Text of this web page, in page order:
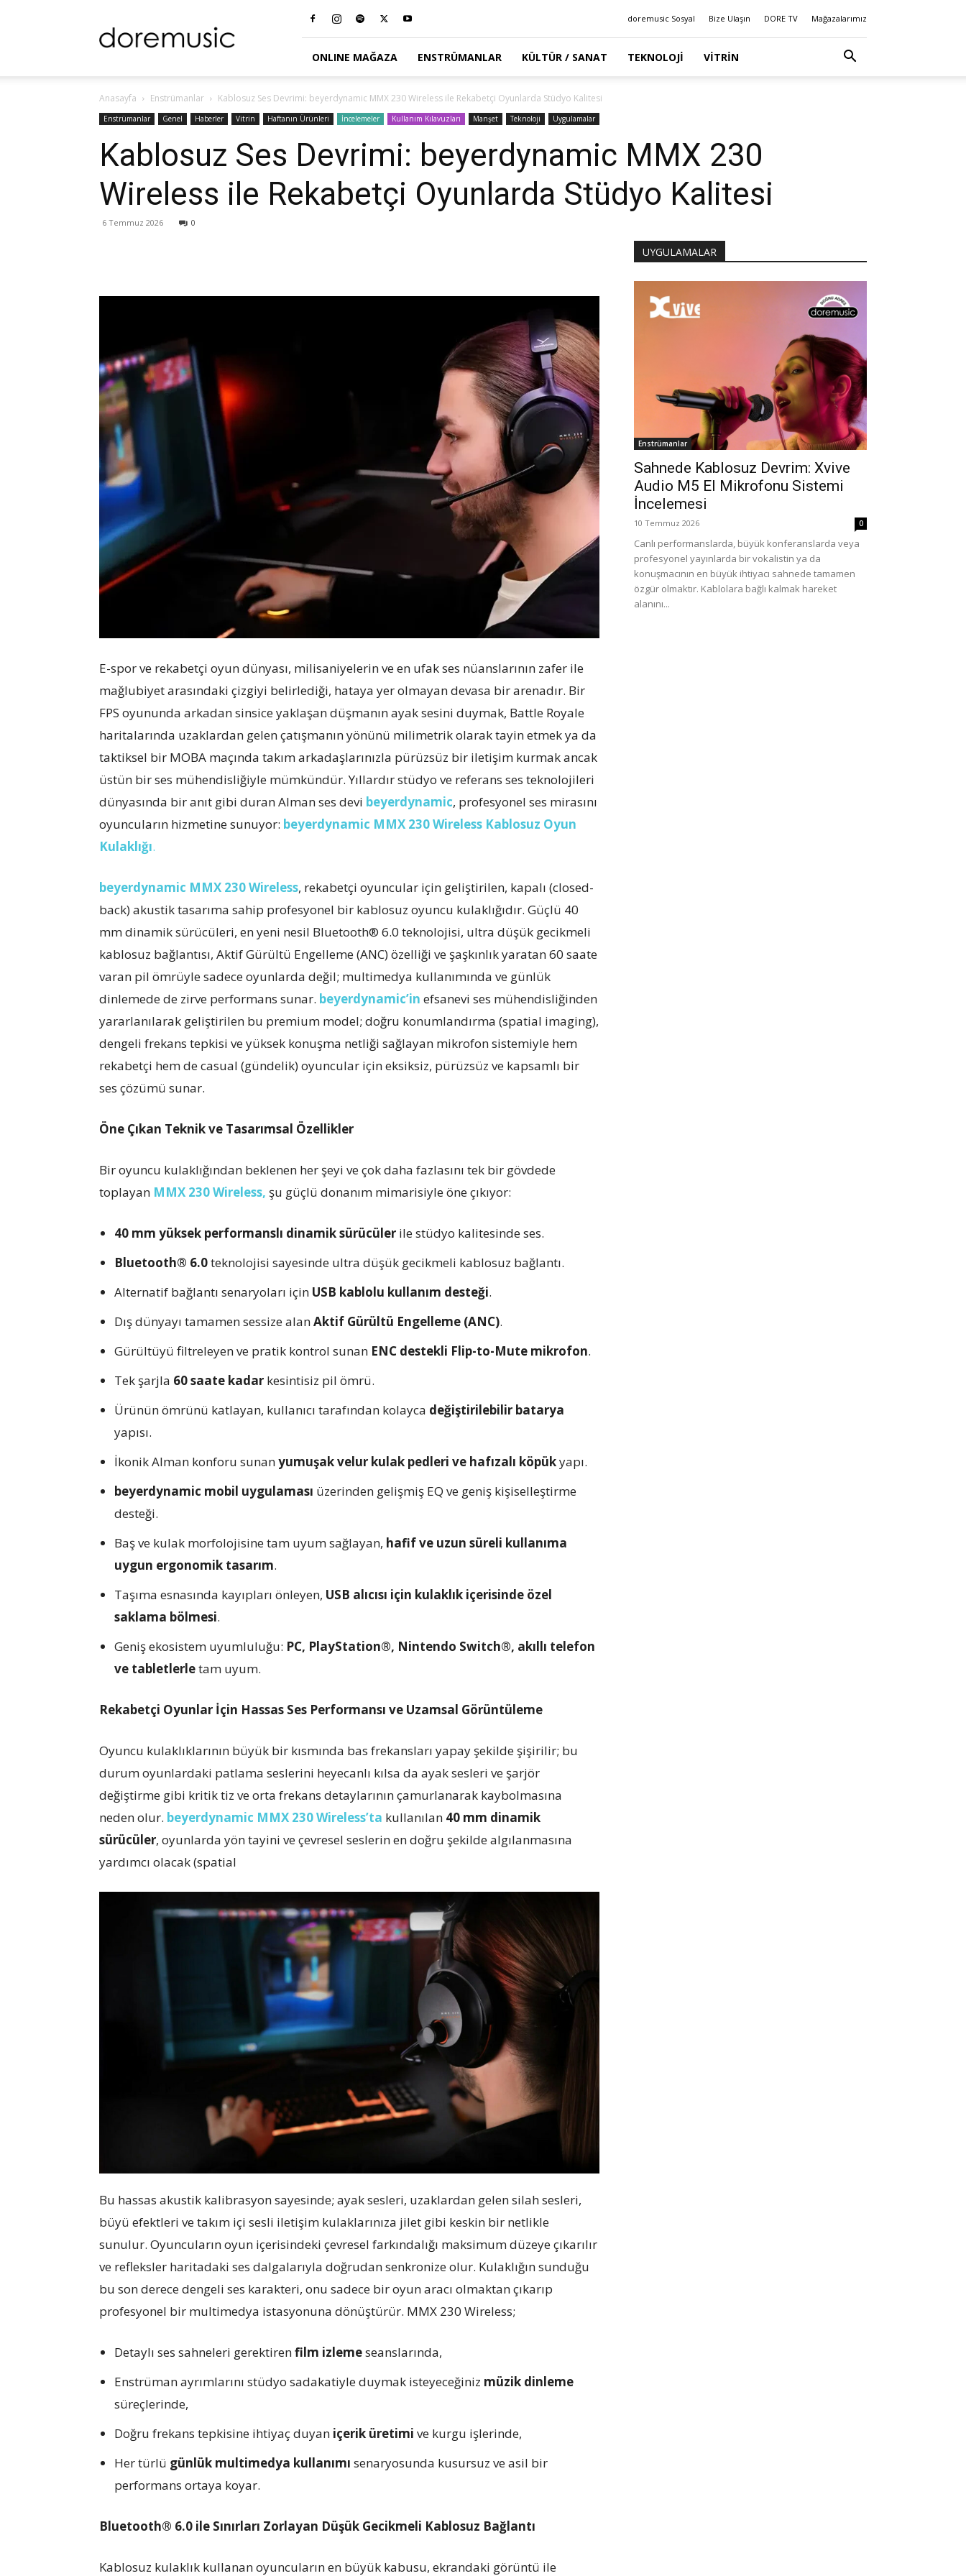
Blog
doremusic Sosyal Bize Ulaşın DORE TV Mağazalarımız
ONLINE MAĞAZA ENSTRÜMANLAR KÜLTÜR / SANAT TEKNOLOJI VITRIN
Anasayfa Enstrümanlar Kablosuz Ses Devrimi: beyerdynamic MMX 230 Wireless ile Rekabetçi Oyunlarda Stüdyo Kalitesi
Enstrümanlar Genel Haberler Vitrin Haftanın Ürünleri İncelemeler Kullanım Kılavuzları Manşet Teknoloji Uygulamalar
Kablosuz Ses Devrimi: beyerdynamic MMX 230
Wireless ile Rekabetçi Oyunlarda Stüdyo Kalitesi
6 Temmuz 2026 0
E-spor ve rekabetçi oyun dünyası, milisaniyelerin ve en ufak ses nüanslarının zafer ile
mağlubiyet arasındaki çizgiyi belirlediği, hataya yer olmayan devasa bir arenadır. Bir
FPS oyununda arkadan sinsice yaklaşan düşmanın ayak sesini duymak, Battle Royale
haritalarında uzaklardan gelen çatışmanın yönünü milimetrik olarak tayin etmek ya da
taktiksel bir MOBA maçında takım arkadaşlarınızla pürüzsüz bir iletişim kurmak ancak
üstün bir ses mühendisliğiyle mümkündür. Yıllardır stüdyo ve referans ses teknolojileri
dünyasında bir anıt gibi duran Alman ses devi beyerdynamic, profesyonel ses mirasını
oyuncuların hizmetine sunuyor: beyerdynamic MMX 230 Wireless Kablosuz Oyun
Kulaklığı.
beyerdynamic MMX 230 Wireless, rekabetçi oyuncular için geliştirilen, kapalı (closed-
back) akustik tasarıma sahip profesyonel bir kablosuz oyuncu kulaklığıdır. Güçlü 40
mm dinamik sürücüleri, en yeni nesil Bluetooth® 6.0 teknolojisi, ultra düşük gecikmeli
kablosuz bağlantısı, Aktif Gürültü Engelleme (ANC) özelliği ve şaşkınlık yaratan 60 saate
varan pil ömrüyle sadece oyunlarda değil; multimedya kullanımında ve günlük
dinlemede de zirve performans sunar. beyerdynamic’in efsanevi ses mühendisliğinden
yararlanılarak geliştirilen bu premium model; doğru konumlandırma (spatial imaging),
dengeli frekans tepkisi ve yüksek konuşma netliği sağlayan mikrofon sistemiyle hem
rekabetçi hem de casual (gündelik) oyuncular için eksiksiz, pürüzsüz ve kapsamlı bir
ses çözümü sunar.
Öne Çıkan Teknik ve Tasarımsal Özellikler
Bir oyuncu kulaklığından beklenen her şeyi ve çok daha fazlasını tek bir gövdede
toplayan MMX 230 Wireless, şu güçlü donanım mimarisiyle öne çıkıyor:
40 mm yüksek performanslı dinamik sürücüler ile stüdyo kalitesinde ses.
Bluetooth® 6.0teknolojisi sayesinde ultra düşük gecikmeli kablosuz bağlantı.
Alternatif bağlantı senaryoları için USB kablolu kullanım desteği.
Dış dünyayı tamamen sessize alanAktif Gürültü Engelleme (ANC).
Gürültüyü filtreleyen ve pratik kontrol sunan ENC destekli Flip-to-Mute mikrofon.
Tek şarjla 60 saate kadar kesintisiz pil ömrü.
Ürünün ömrünü katlayan, kullanıcı tarafından kolayca değiştirilebilir batarya
yapısı.
İkonik Alman konforu sunanyumuşak velur kulak pedleri ve hafızalı köpükyapı.
beyerdynamic mobil uygulaması üzerinden gelişmiş EQ ve geniş kişiselleştirme
desteği.
Baş ve kulak morfolojisine tam uyum sağlayan, hafif ve uzun süreli kullanıma
uygun ergonomik tasarım.
Taşıma esnasında kayıpları önleyen, USB alıcısı için kulaklık içerisinde özel
saklama bölmesi.
Geniş ekosistem uyumluluğu: PC, PlayStation®, Nintendo Switch®, akıllı telefon
ve tabletlerletam uyum.
Rekabetçi Oyunlar İçin Hassas Ses Performansı ve Uzamsal Görüntüleme
Oyuncu kulaklıklarının büyük bir kısmında bas frekansları yapay şekilde şişirilir; bu
durum oyunlardaki patlama seslerini heyecanlı kılsa da ayak sesleri ve şarjör
değiştirme gibi kritik tiz ve orta frekans detaylarının çamurlanarak kaybolmasına
neden olur. beyerdynamic MMX 230 Wireless’ta kullanılan 40 mm dinamik
sürücüler, oyunlarda yön tayini ve çevresel seslerin en doğru şekilde algılanmasına
yardımcı olacak (spatial
Bu hassas akustik kalibrasyon sayesinde; ayak sesleri, uzaklardan gelen silah sesleri,
büyü efektleri ve takım içi sesli iletişim kulaklarınıza jilet gibi keskin bir netlikle
sunulur. Oyuncuların oyun içerisindeki çevresel farkındalığı maksimum düzeye çıkarılır
ve refleksler haritadaki ses dalgalarıyla doğrudan senkronize olur. Kulaklığın sunduğu
bu son derece dengeli ses karakteri, onu sadece bir oyun aracı olmaktan çıkarıp
profesyonel bir multimedya istasyonuna dönüştürür. MMX 230 Wireless;
Detaylı ses sahneleri gerektirenfilm izlemeseanslarında,
Enstrüman ayrımlarını stüdyo sadakatiyle duymak isteyeceğiniz müzik dinleme
süreçlerinde,
Doğru frekans tepkisine ihtiyaç duyan içerik üretimi ve kurgu işlerinde,
Her türlü günlük multimedya kullanımı senaryosunda kusursuz ve asil bir
performans ortaya koyar.
Bluetooth® 6.0 ile Sınırları Zorlayan Düşük Gecikmeli Kablosuz Bağlantı
Kablosuz kulaklık kullanan oyuncuların en büyük kabusu, ekrandaki görüntü ile
UYGULAMALAR
Enstrümanlar
Sahnede Kablosuz Devrim: Xvive
Audio M5 El Mikrofonu Sistemi
İncelemesi
10 Temmuz 2026 0
Canlı performanslarda, büyük konferanslarda veya
profesyonel yayınlarda bir vokalistin ya da
konuşmacının en büyük ihtiyacı sahnede tamamen
özgür olmaktır. Kablolara bağlı kalmak hareket
alanını...